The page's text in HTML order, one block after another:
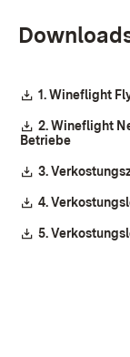
Download:
1. Wineflight
Download:
2. Wineflight
Betriebe
Download:
3.
Download:
4.
Download:
5.